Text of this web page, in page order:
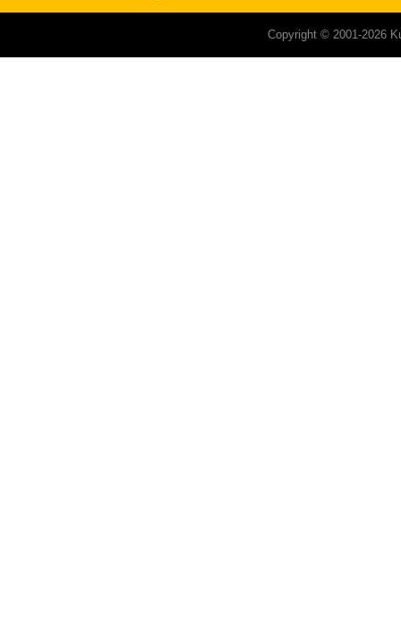
Copyright © 2001-2026